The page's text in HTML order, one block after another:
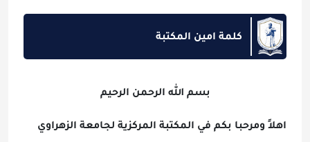
كلمة امين المكتبة
بسم الله الرحمن الرحيم
اهلاً ومرحبا بكم في المكتبة المركزية لجامعة الزهراوي